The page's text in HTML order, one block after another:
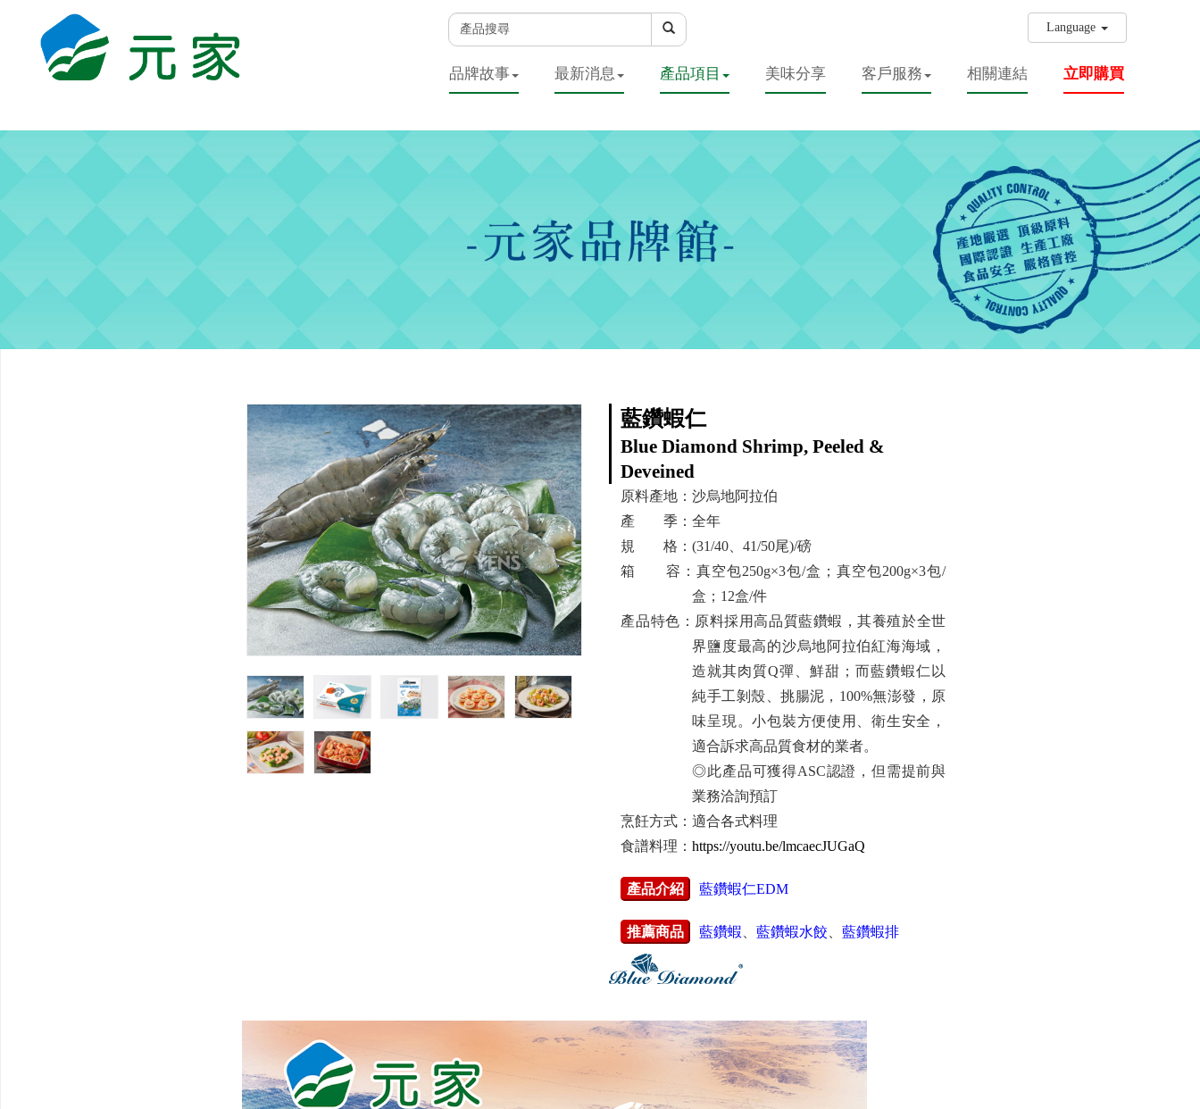
Language
品牌故事 最新消息 產品項目 美味分享 客戶服務 相關連結 立即購買
藍鑽蝦仁
Blue Diamond Shrimp, Peeled &
Deveined
原料產地：沙烏地阿拉伯
產 季：全年
規 格：(31/40、41/50尾)/磅
箱 容：真空包250g×3包/盒；真空包200g×3包/
盒；12盒/件
產品特色：原料採用高品質藍鑽蝦，其養殖於全世
界鹽度最高的沙烏地阿拉伯紅海海域，
造就其肉質Q彈、鮮甜；而藍鑽蝦仁以
純手工剝殼、挑腸泥，100%無澎發，原
味呈現。小包裝方便使用、衛生安全，
適合訴求高品質食材的業者。
◎此產品可獲得ASC認證，但需提前與
業務洽詢預訂
烹飪方式：適合各式料理
食譜料理：https://youtu.be/lmcaecJUGaQ
產品介紹 藍鑽蝦仁EDM
推薦商品 藍鑽蝦 、藍鑽蝦水餃 、藍鑽蝦排